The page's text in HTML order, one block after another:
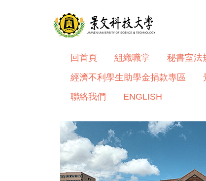
回首頁 組織職掌 秘書室法
經濟不利學生助學金捐款專區
聯絡我們
ENGLISH